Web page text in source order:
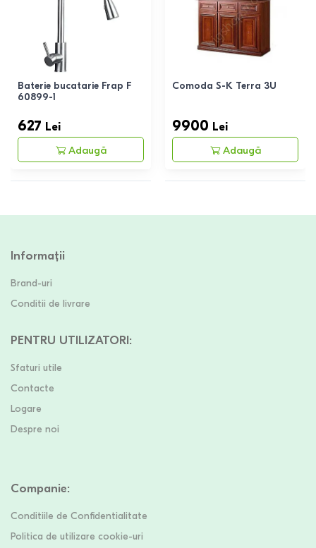
Baterie bucatarie Frap F
60899-1
627 Lei
Adaugă
Comoda S-K Terra 3U
9900 Lei
Adaugă
Informații
Brand-uri
Conditii de livrare
PENTRU UTILIZATORI:
Sfaturi utile
Contacte
Logare
Despre noi
Companie:
Conditiile de Confidentialitate
Politica de utilizare cookie-uri